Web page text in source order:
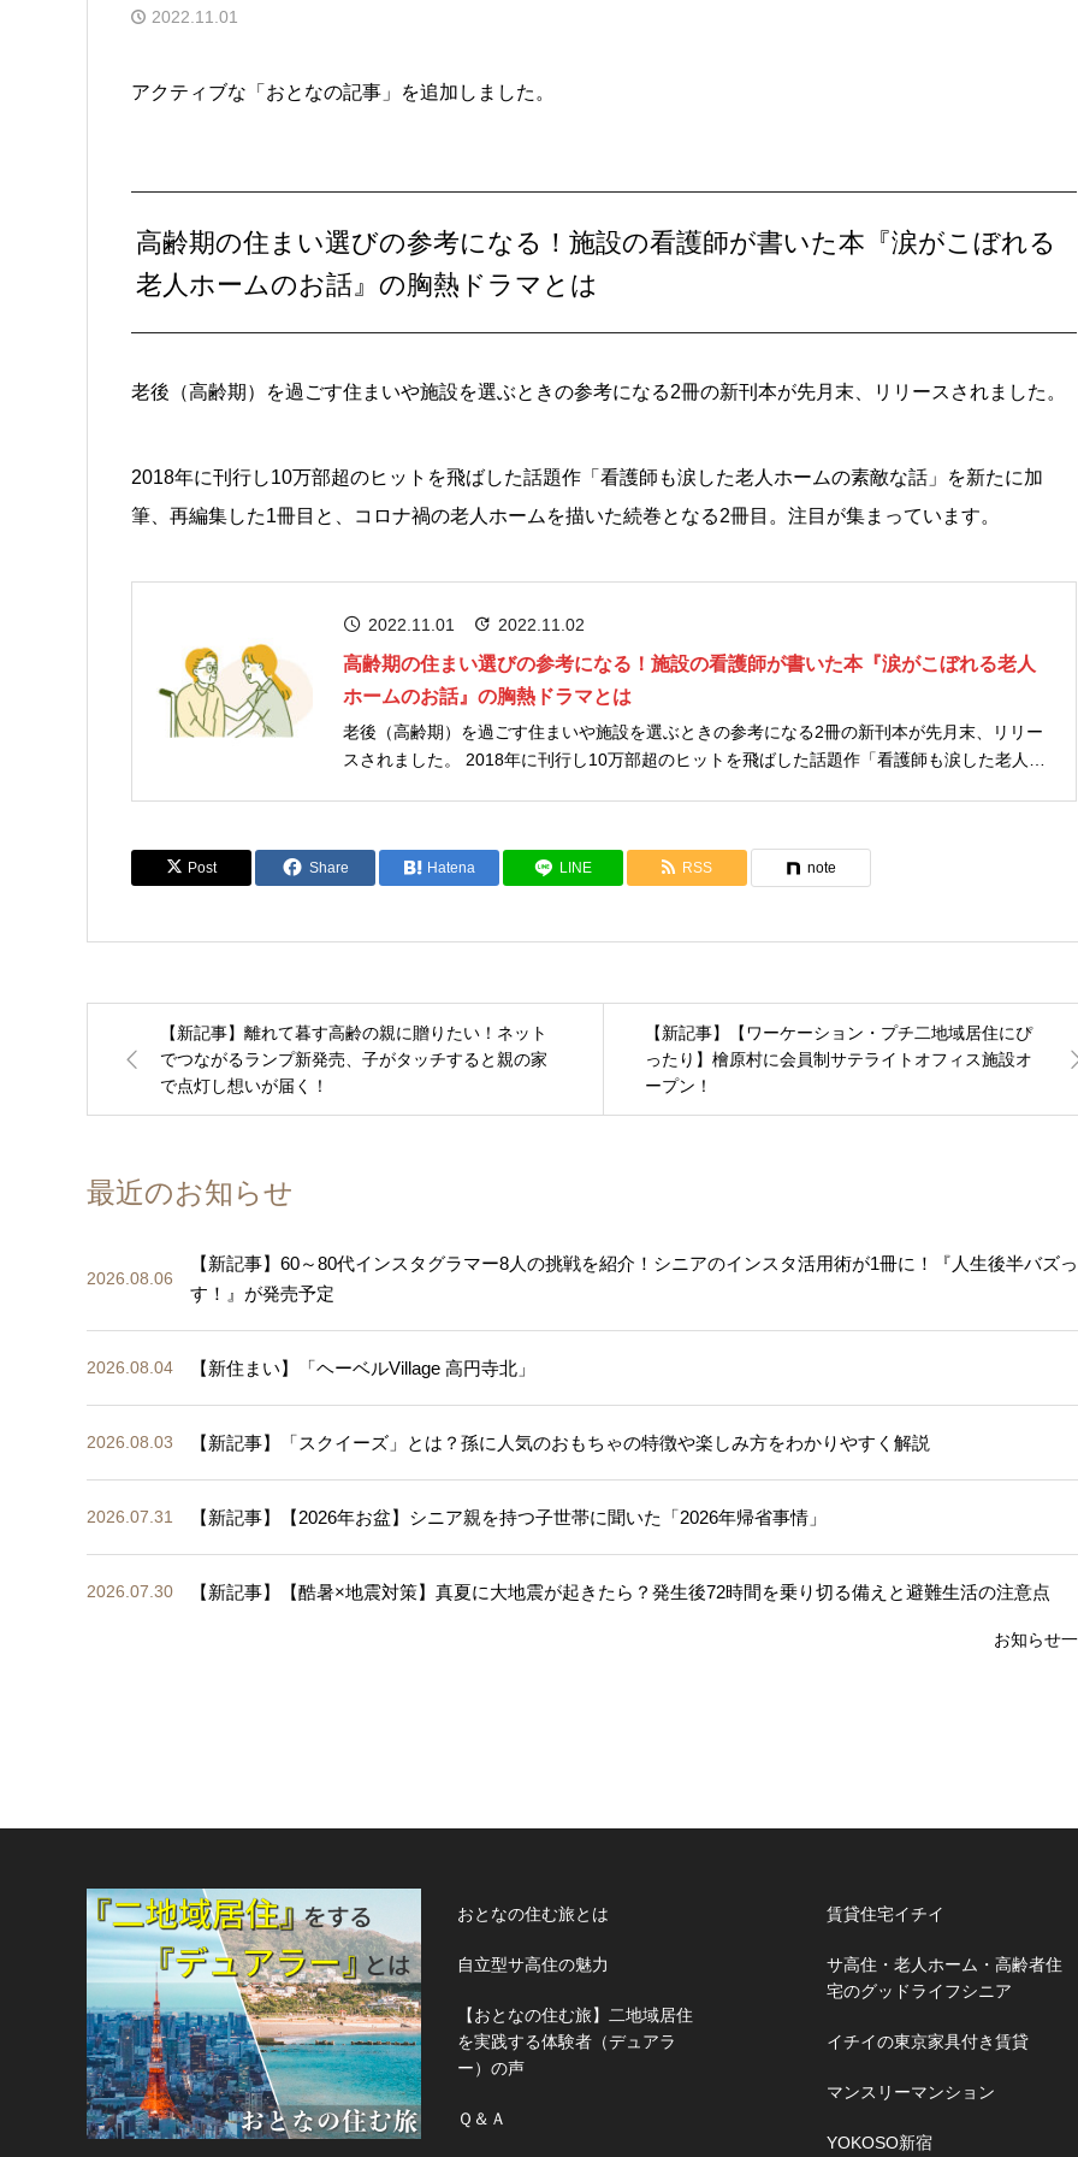
2022.11.01
アクティブな「おとなの記事」を追加しました。
高齢期の住まい選びの参考になる！施設の看護師が書いた本『涙がこぼれる
老人ホームのお話』の胸熱ドラマとは
老後（高齢期）を過ごす住まいや施設を選ぶときの参考になる2冊の新刊本が先月末、リリースされました。
2018年に刊行し10万部超のヒットを飛ばした話題作「看護師も涙した老人ホームの素敵な話」を新たに加
筆、再編集した1冊目と、コロナ禍の老人ホームを描いた続巻となる2冊目。注目が集まっています。
2022.11.01 2022.11.02
高齢期の住まい選びの参考になる！施設の看護師が書いた本『涙がこぼれる老人
ホームのお話』の胸熱ドラマとは
老後（高齢期）を過ごす住まいや施設を選ぶときの参考になる2冊の新刊本が先月末、リリー
スされました。 2018年に刊行し10万部超のヒットを飛ばした話題作「看護師も涙した老人ホ
Post Share Hatena LINE RSS note
【新記事】離れて暮す高齢の親に贈りたい！ネット
でつながるランプ新発売、子がタッチすると親の家
で点灯し想いが届く！
【新記事】【ワーケーション・プチ二地域居住にぴ
ったり】檜原村に会員制サテライトオフィス施設オ
ープン！
最近のお知らせ
2026.08.06
【新記事】60～80代インスタグラマー8人の挑戦を紹介！シニアのインスタ活用術が1冊に！『人生後半バズ
す！』が発売予定
2026.08.04 【新住まい】「ヘーベルVillage 高円寺北」
2026.08.03 【新記事】「スクイーズ」とは？孫に人気のおもちゃの特徴や楽しみ方をわかりやすく解説
2026.07.31 【新記事】【2026年お盆】シニア親を持つ子世帯に聞いた「2026年帰省事情」
2026.07.30 【新記事】【酷暑×地震対策】真夏に大地震が起きたら？発生後72時間を乗り切る備えと避難生活の注意点
お知らせ
おとなの住む旅とは
自立型サ高住の魅力
【おとなの住む旅】二地域居住
を実践する体験者（デュアラ
ー）の声
Ｑ＆Ａ
賃貸住宅イチイ
サ高住・老人ホーム・高齢者住
宅のグッドライフシニア
イチイの東京家具付き賃貸
マンスリーマンション
YOKOSO新宿